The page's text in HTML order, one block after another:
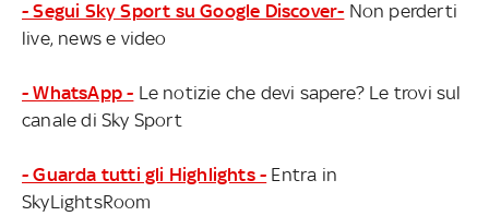
- Segui Sky Sport su Google Discover- Non perderti
live, news e video
- WhatsApp - Le notizie che devi sapere? Le trovi sul
canale di Sky Sport
- Guarda tutti gli Highlights - Entra in
SkyLightsRoom